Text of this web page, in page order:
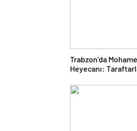
Trabzon’da
Heyecanı: